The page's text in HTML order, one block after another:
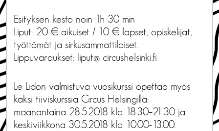
Esityksen kesto noin 1h 30 min
Liput: 20 € aikuiset / 10 € lapset, opiskelijat,
työttömät ja sirkusammattilaiset.
Lippuvaraukset: liput@ circushelsinki.fi
Le Lidon valmistuva vuosikurssi opettaa myös
kaksi tiiviskurssia Circus Helsingillä:
maanantaina 28.5.2018 klo 18.30–21.30 ja
keskiviikkona 30.5.2018 klo 10.00-13.00.